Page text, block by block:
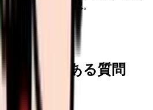
、残業実態を確認。
後によくある質問
できますか？